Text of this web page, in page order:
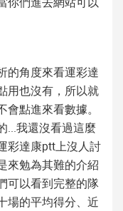
的角度來看運彩達
用也沒有，所以就
點進來看數據。
...我還沒看過這麼
彩達康ptt上沒人討
來勉為其難的介紹
可以看到完整的隊
場的平均得分、近